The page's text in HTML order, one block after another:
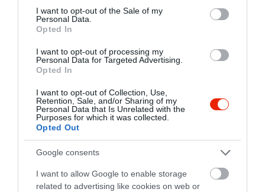
consent section.
I want to opt-out of the Sale of my
Personal Data.
Opted In
I want to opt-out of processing my
Personal Data for Targeted Advertising.
Opted In
I want to opt-out of Collection, Use,
Retention, Sale, and/or Sharing of my
Personal Data that Is Unrelated with the
Purposes for which it was collected.
Opted Out
Google consents
I want to allow Google to enable storage
related to advertising like cookies on web or